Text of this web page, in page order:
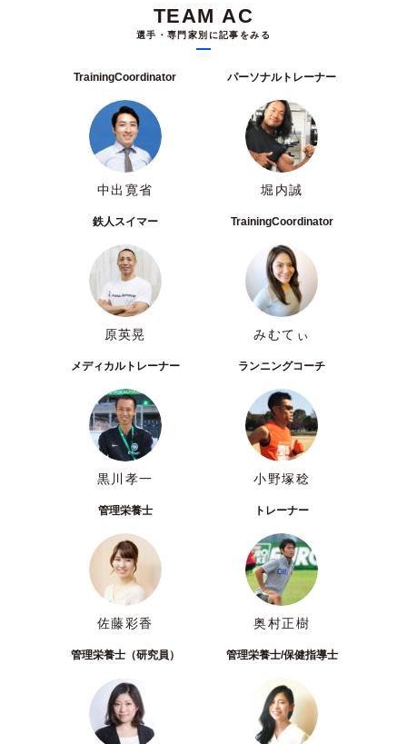
TEAM AC
選手・専門家別に記事をみる
TrainingCoordinator
中出寛省
パーソナルトレーナー
堀内誠
鉄人スイマー
原英晃
TrainingCoordinator
みむてぃ
メディカルトレーナー
黒川孝一
ランニングコーチ
小野塚稔
管理栄養士
佐藤彩香
トレーナー
奥村正樹
管理栄養士（研究員） 管理栄養士/保健指導士